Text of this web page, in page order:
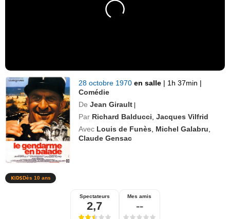
28 octobre 1970en salle | 1h 37min |
Comédie
De Jean Girault |
Par Richard Balducci ,Jacques Vilfrid
Avec Louis de Funès Michel Galabru
Claude Gensac
Dès 10 ans
Spectateurs
2,7
Mes amis
--